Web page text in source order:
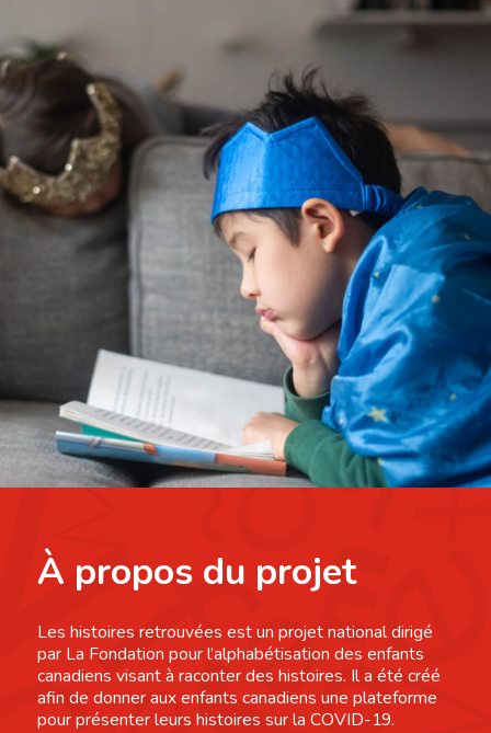
À propos du projet
Les histoires retrouvées est un projet national dirigé
par La Fondation pour l’alphabétisation des enfants
canadiens visant à raconter des histoires. Il a été créé
afin de donner aux enfants canadiens une plateforme
pour présenter leurs histoires sur la COVID-19.